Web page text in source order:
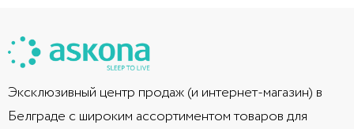
Эксклюзивный центр продаж (и интернет-магазин) в
Белграде с широким ассортиментом товаров для